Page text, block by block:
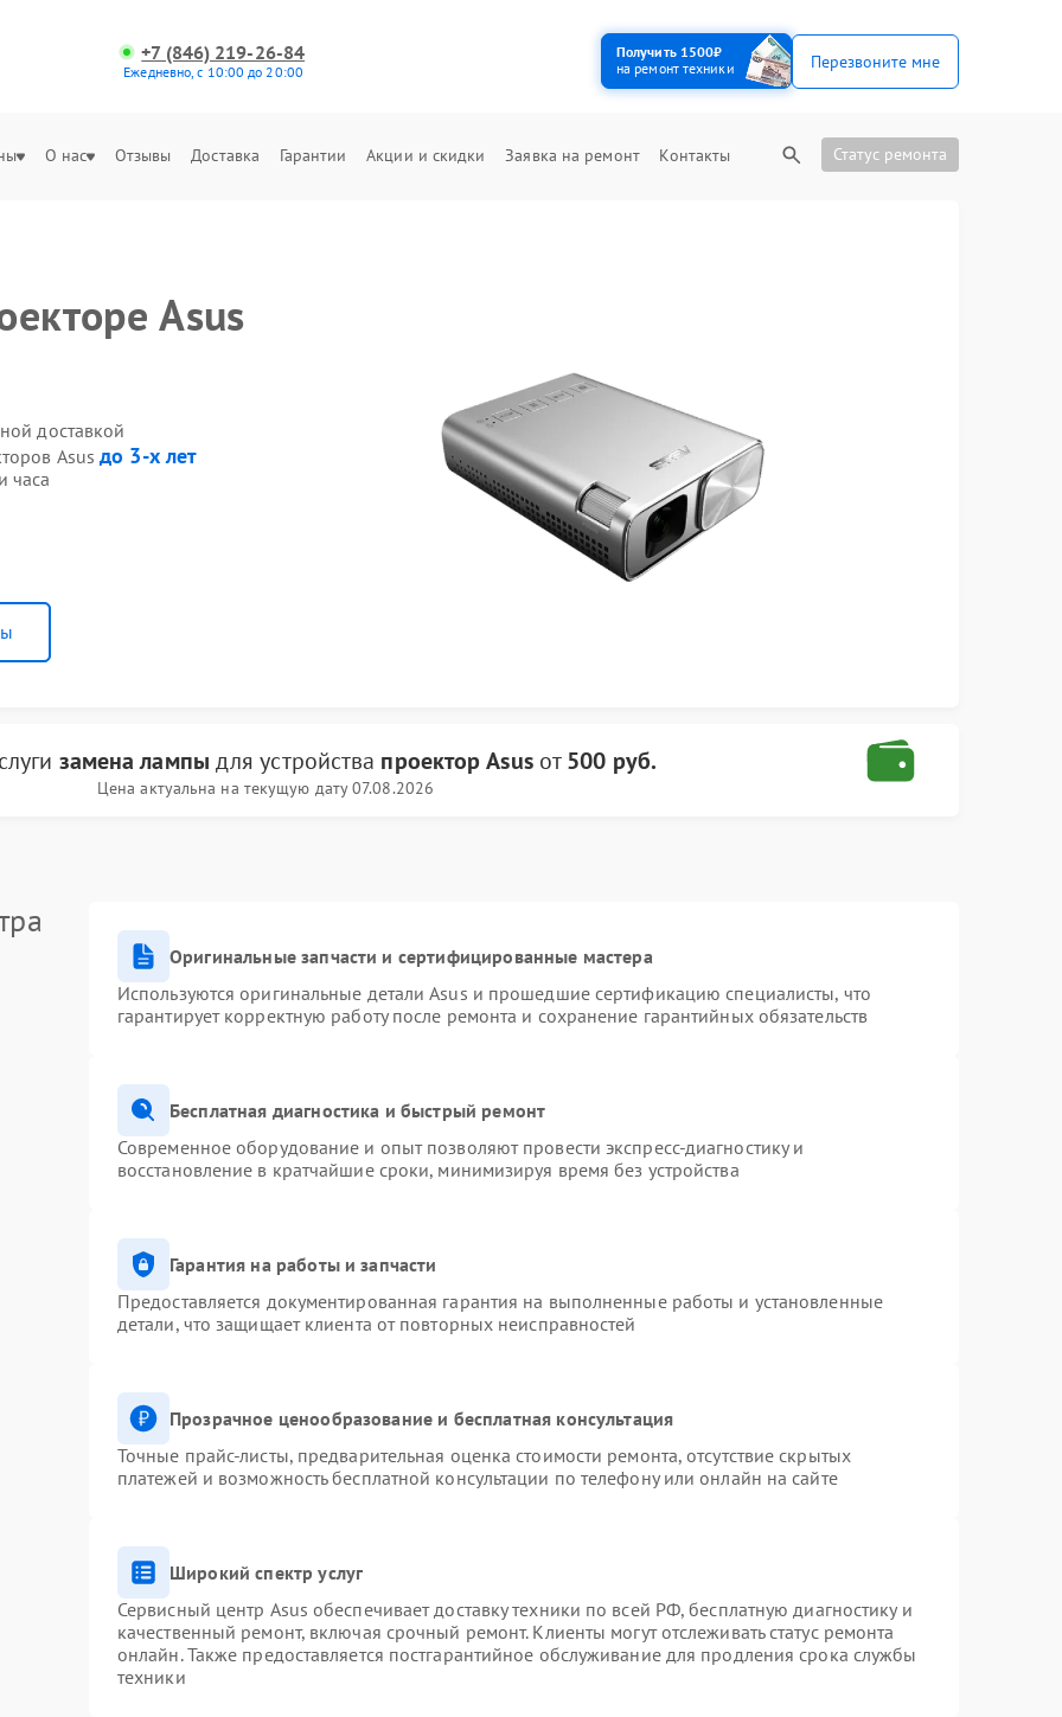
+7 (846) 219-26-84
Ежедневно, с 10:00 до 20:00
Получить 1500₽
на ремонт техники
Перезвоните мне
О нас Отзывы Доставка Гарантии Акции и скидки Заявка на ремонт Контакты Статус ремонта
Asus
доставкой
Asusдо 3-х лет
часа
замена лампы для устройства проектор Asusот500 руб.
Цена актуальна на текущую дату 07.08.2026
Оригинальные запчасти и сертифицированные мастера
Используются оригинальные детали Asus и прошедшие сертификацию специалисты, что
гарантирует корректную работу после ремонта и сохранение гарантийных обязательств
Бесплатная диагностика и быстрый ремонт
Современное оборудование и опыт позволяют провести экспресс-диагностику и
восстановление в кратчайшие сроки, минимизируя время без устройства
Гарантия на работы и запчасти
Предоставляется документированная гарантия на выполненные работы и установленные
детали, что защищает клиента от повторных неисправностей
Прозрачное ценообразование и бесплатная консультация
Точные прайс-листы, предварительная оценка стоимости ремонта, отсутствие скрытых
платежей и возможность бесплатной консультации по телефону или онлайн на сайте
Широкий спектр услуг
Сервисный центр Asus обеспечивает доставку техники по всей РФ, бесплатную диагностику и
качественный ремонт, включая срочный ремонт. Клиенты могут отслеживать статус ремонта
онлайн. Также предоставляется постгарантийное обслуживание для продления срока службы
техники